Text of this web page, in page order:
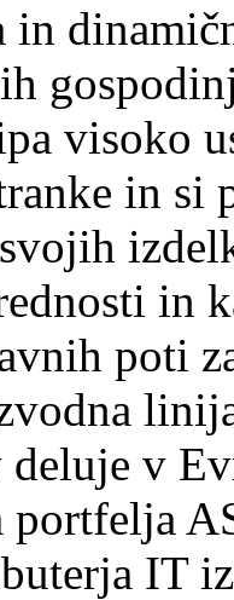
visoko
in si
in
poti
v
IT